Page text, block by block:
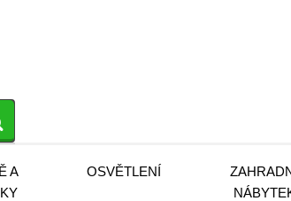
A
OSVĚTLENÍ